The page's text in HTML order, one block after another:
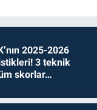
2025-2026
3 teknik
skorlar…